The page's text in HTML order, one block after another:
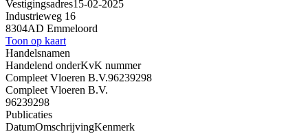
Vestigingsadres15-02-2025
Industrieweg 16
8304AD Emmeloord
Toon op kaart
Handelsnamen
Handelend onderKvK nummer
Compleet Vloeren B.V.96239298
Compleet Vloeren B.V.
96239298
Publicaties
DatumOmschrijvingKenmerk